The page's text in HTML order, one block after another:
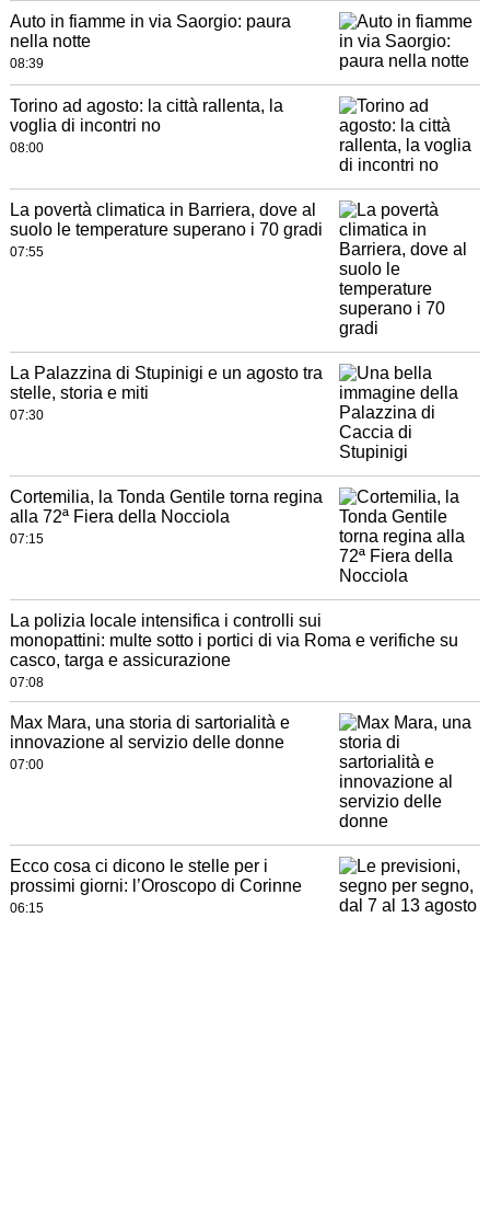
Auto in fiamme in via Saorgio: paura
nella notte
08:39
Torino ad agosto: la città rallenta, la
voglia di incontri no
08:00
La povertà climatica in Barriera, dove al
suolo le temperature superano i 70 gradi
07:55
La Palazzina di Stupinigi e un agosto tra
stelle, storia e miti
07:30
Cortemilia, la Tonda Gentile torna regina
alla 72ª Fiera della Nocciola
07:15
La polizia locale intensifica i controlli sui
monopattini: multe sotto i portici di via Roma e verifiche su
casco, targa e assicurazione
07:08
Max Mara, una storia di sartorialità e
innovazione al servizio delle donne
07:00
Ecco cosa ci dicono le stelle per i
prossimi giorni: l’Oroscopo di Corinne
06:15